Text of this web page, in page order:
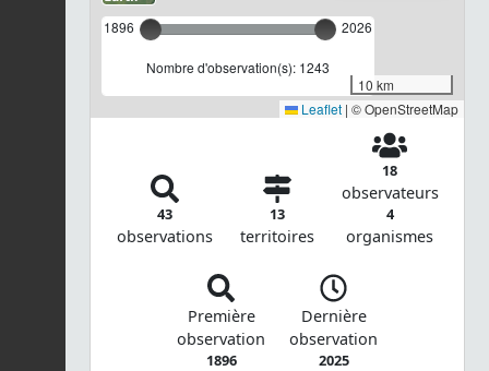
1896 2026
Nombre d'observation(s): 1243
10 km
Leaflet | © OpenStreetMap
43
observations
13
territoires
18
observateurs
4
organismes
Première
observation
1896
Dernière
observation
2025